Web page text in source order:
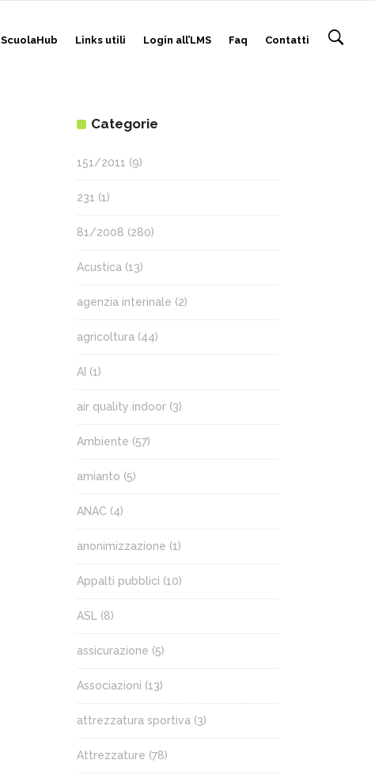
ScuolaHub Links utili Login all’LMS Faq Contatti
Categorie
151/2011 (9)
231 (1)
81/2008 (280)
Acustica (13)
agenzia interinale (2)
agricoltura (44)
AI (1)
air quality indoor (3)
Ambiente (57)
amianto (5)
ANAC (4)
anonimizzazione (1)
Appalti pubblici (10)
ASL (8)
assicurazione (5)
Associazioni (13)
attrezzatura sportiva (3)
Attrezzature (78)